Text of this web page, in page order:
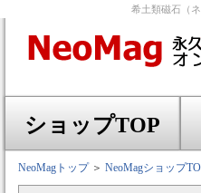
希土類磁石（
ショップTOP
NeoMagトップ＞ NeoMagショップ